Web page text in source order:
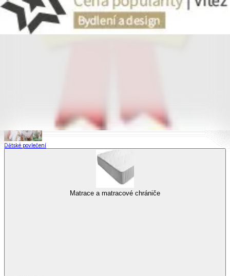
Saténové povlečení
Dětské povlečení
Matrace a matracové chrániče